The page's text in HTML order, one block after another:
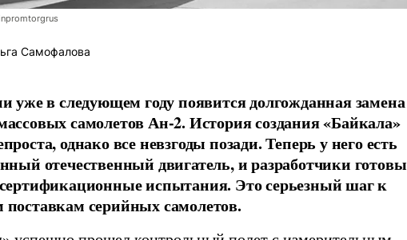
Самофалова
уже в следующем году появится долгожданная замена
самолетов Ан-2. История создания «Байкала»
однако все невзгоды позади. Теперь у него есть
отечественный двигатель, и разработчики готовы
испытания. Это серьезный шаг к
серийных самолетов.